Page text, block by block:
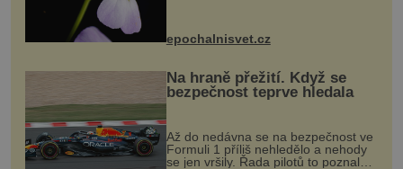
vstupenka...
epochalnisvet.cz
Na hraně přežití. Když se
bezpečnost teprve hledala
Až do nedávna se na bezpečnost ve
Formuli 1 příliš nehledělo a nehody
se jen vršily. Řada pilotů to poznala